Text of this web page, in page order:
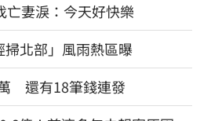
妻淚：今天好快樂
北部」風雨熱區曝
還有18筆錢連發